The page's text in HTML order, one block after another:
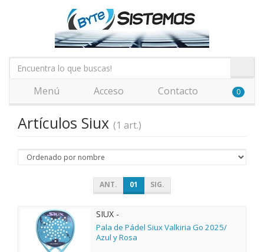
Menú Acceso Contacto 0
Artículos Siux (1 art.)
ANT. 01 SIG.
SIUX -
Pala de Pádel Siux Valkiria Go 2025/
Azul y Rosa